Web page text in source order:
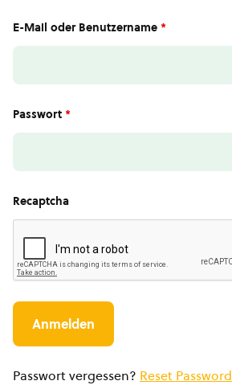
E-Mail oder Benutzername *
Passwort *
Recaptcha
Passwort vergessen? Reset Password